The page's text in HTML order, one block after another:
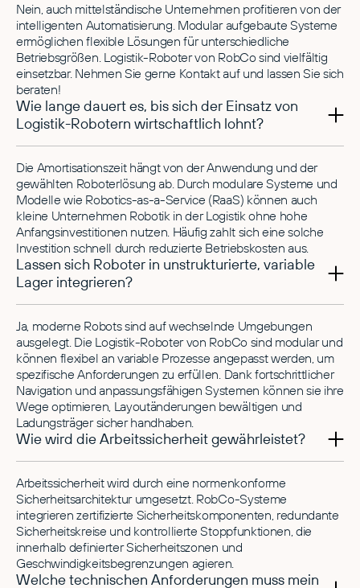
Nein, auch mittelständische Unternehmen profitieren von der
intelligenten Automatisierung. Modular aufgebaute Systeme
ermöglichen flexible Lösungen für unterschiedliche
Betriebsgrößen. Logistik-Roboter von RobCo sind vielfältig
einsetzbar. Nehmen Sie gerne Kontakt auf und lassen Sie sich
beraten!
Wie lange dauert es, bis sich der Einsatz von
Logistik-Robotern wirtschaftlich lohnt?
Die Amortisationszeit hängt von der Anwendung und der
gewählten Roboterlösung ab. Durch modulare Systeme und
Modelle wie Robotics-as-a-Service (RaaS) können auch
kleine Unternehmen Robotik in der Logistik ohne hohe
Anfangsinvestitionen nutzen. Häufig zahlt sich eine solche
Investition schnell durch reduzierte Betriebskosten aus.
Lassen sich Roboter in unstrukturierte, variable
Lager integrieren?
Ja, moderne Robots sind auf wechselnde Umgebungen
ausgelegt. Die Logistik-Roboter von RobCo sind modular und
können flexibel an variable Prozesse angepasst werden, um
spezifische Anforderungen zu erfüllen. Dank fortschrittlicher
Navigation und anpassungsfähigen Systemen können sie ihre
Wege optimieren, Layoutänderungen bewältigen und
Ladungsträger sicher handhaben.
Wie wird die Arbeitssicherheit gewährleistet?
Arbeitssicherheit wird durch eine normenkonforme
Sicherheitsarchitektur umgesetzt. RobCo-Systeme
integrieren zertifizierte Sicherheitskomponenten, redundante
Sicherheitskreise und kontrollierte Stoppfunktionen, die
innerhalb definierter Sicherheitszonen und
Geschwindigkeitsbegrenzungen agieren.
Welche technischen Anforderungen muss mein